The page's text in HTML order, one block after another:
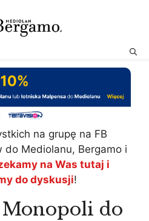
na grupę na FB
Mediolanu, Bergamo i
na Was tutaj i
do dyskusji!
do